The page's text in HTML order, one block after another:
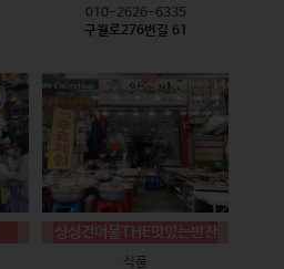
010-2626-6335
구월로276번길 61
싱싱건어물THE맛있는반찬
식품